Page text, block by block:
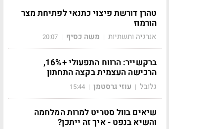
טהרן דורשת פיצוי כתנאי לפתיחת מצר
הורמוז
אנרגיה ותשתיות | משה כסיף |
20:07
ברקשייר: הרווח התפעולי +16%,
הרכישה העצמית בקצה התחתון
גלובל | עוזי גרסטמן |
15:44
שיאים בוול סטריט למרות המלחמה
והשיא בנפט - איך זה ייתכן?